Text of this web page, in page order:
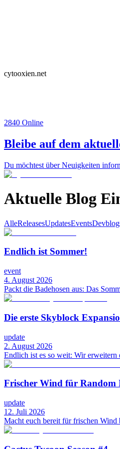
cytooxien.net
2840 Online
Bleibe auf dem
Du möchtest über Neuigkeiten
Aktuelle Blog
AlleReleasesUpdatesEvents
Endlich ist Sommer!
event
4. August 2026
Packt die Badehosen aus: Das
Die erste Skyblock
update
2. August 2026
Endlich ist es so weit: Wir erweitern
Frischer Wind für Random
update
12. Juli 2026
Macht euch bereit für frischen Wind